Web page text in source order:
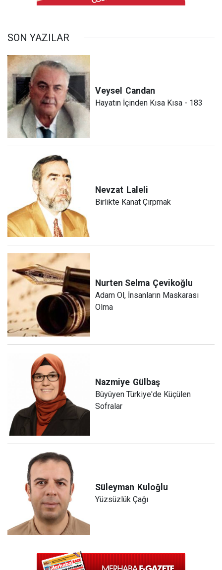
SON YAZILAR
Veysel Candan
Hayatın İçinden Kısa Kısa - 183
Nevzat Laleli
Birlikte Kanat Çırpmak
Nurten Selma Çevikoğlu
Adam Ol, İnsanların Maskarası
Olma
Nazmiye Gülbaş
Büyüyen Türkiye'de Küçülen
Sofralar
Süleyman Kuloğlu
Yüzsüzlük Çağı